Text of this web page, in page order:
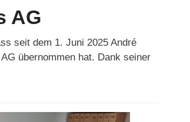
AG
seit dem 1. Juni 2025 André
übernommen hat. Dank seiner